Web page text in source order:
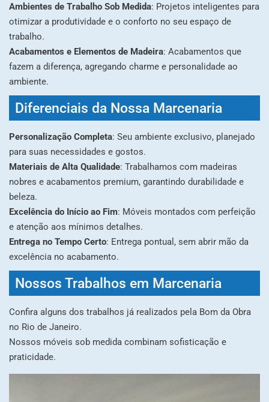
Ambientes de Trabalho Sob Medida: Projetos inteligentes para
otimizar a produtividade e o conforto no seu espaço de
trabalho.
Acabamentos e Elementos de Madeira: Acabamentos que
fazem a diferença, agregando charme e personalidade ao
ambiente.
Diferenciais da Nossa Marcenaria
Personalização Completa: Seu ambiente exclusivo, planejado
para suas necessidades e gostos.
Materiais de Alta Qualidade: Trabalhamos com madeiras
nobres e acabamentos premium, garantindo durabilidade e
beleza.
Excelência do Início ao Fim: Móveis montados com perfeição
e atenção aos mínimos detalhes.
Entrega no Tempo Certo: Entrega pontual, sem abrir mão da
excelência no acabamento.
Nossos Trabalhos em Marcenaria
Confira alguns dos trabalhos já realizados pela Bom da Obra
no Rio de Janeiro.
Nossos móveis sob medida combinam sofisticação e
praticidade.